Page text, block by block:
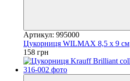
Артикул: 995000
Цукорниця WILMAX 8,5 х 9 см
158 грн